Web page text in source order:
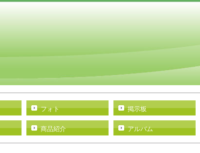
フォト 掲示板
商品紹介 アルバム